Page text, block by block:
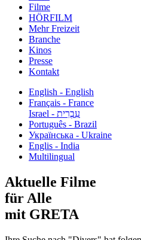
Filme
HÖRFILM
Mehr Freizeit
Branche
Kinos
Presse
Kontakt
English - English
Français - France
עִבְרִית - Israel
Português - Brazil
Українська - Ukraine
Englis - India
Multilingual
Aktuelle Filme
für Alle
mit GRETA